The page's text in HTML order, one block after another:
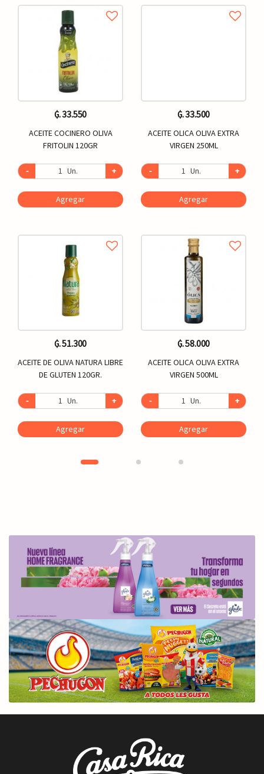
₲. 33.550
ACEITE COCINERO OLIVA
FRITOLIN 120GR
- Un. +
Agregar
₲. 51.300
ACEITE DE OLIVA NATURA LIBRE
DE GLUTEN 120GR.
- Un. +
Agregar
₲. 33.500
ACEITE OLICA OLIVA EXTRA
VIRGEN 250ML
- Un. +
Agregar
₲. 58.000
ACEITE OLICA OLIVA EXTRA
VIRGEN 500ML
- Un. +
Agregar